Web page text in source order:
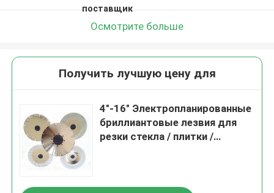
поставщик
Осмотрите больше
Получить лучшую цену для
4"-16" Электропланированные
бриллиантовые лезвия для
резки стекла / плитки /